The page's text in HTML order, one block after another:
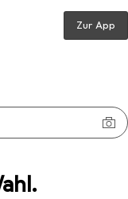
Zur App